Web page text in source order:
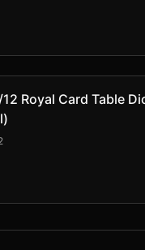
Royal Card Table